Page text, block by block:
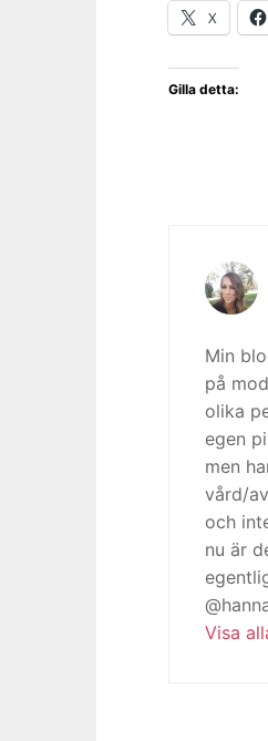
X
Gilla detta:
Min
på
olika
egen
men
vård/
och
nu är
Visa